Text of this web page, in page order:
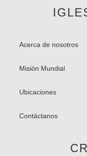
Acerca de nosotros
Misión Mundial
Ubicaciones
Contáctanos